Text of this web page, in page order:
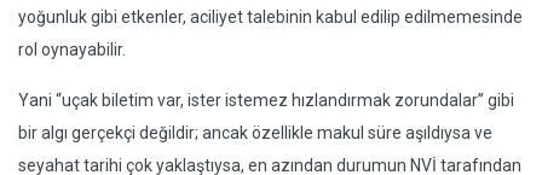
yoğunluk gibi etkenler, aciliyet talebinin kabul edilip edilmemesinde
rol oynayabilir.
Yani “uçak biletim var, ister istemez hızlandırmak zorundalar” gibi
bir algı gerçekçi değildir; ancak özellikle makul süre aşıldıysa ve
seyahat tarihi çok yaklaştıysa, en azından durumun NVİ tarafından